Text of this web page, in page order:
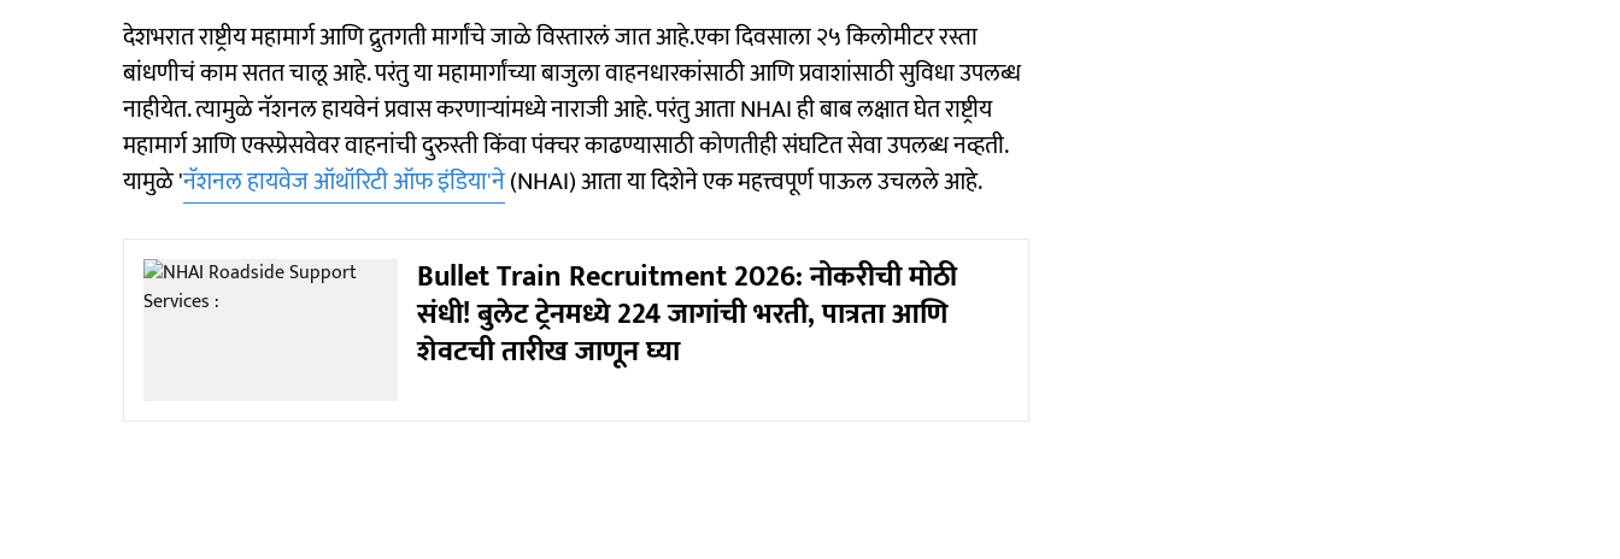
देशभरात राष्ट्रीय महामार्ग आणि द्रुतगती मार्गांचे जाळे विस्तारलं जात आहे.एका दिवसाला २५ किलोमीटर रस्ता
बांधणीचं काम सतत चालू आहे. परंतु या महामार्गांच्या बाजुला वाहनधारकांसाठी आणि प्रवाशांसाठी सुविधा उपलब्ध
नाहीयेत. त्यामुळे नॅशनल हायवेनं प्रवास करणाऱ्यांमध्ये नाराजी आहे. परंतु आता NHAI ही बाब लक्षात घेत राष्ट्रीय
महामार्ग आणि एक्स्प्रेसवेवर वाहनांची दुरुस्ती किंवा पंक्चर काढण्यासाठी कोणतीही संघटित सेवा उपलब्ध नव्हती.
यामुळे 'नॅशनल हायवेज ऑथॉरिटी ऑफ इंडिया'ने(NHAI) आता या दिशेने एक महत्त्वपूर्ण पाऊल उचलले आहे.
Bullet Train Recruitment 2026: नोकरीची मोठी
संधी! बुलेट ट्रेनमध्ये 224 जागांची भरती, पात्रता आणि
शेवटची तारीख जाणून घ्या